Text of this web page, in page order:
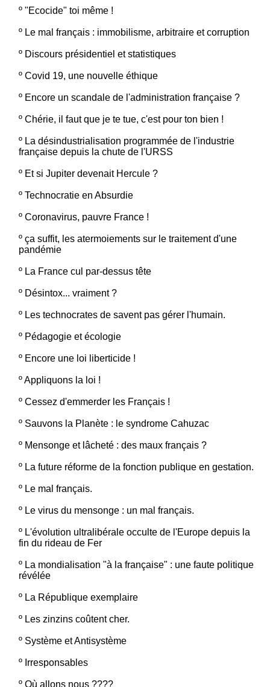
º "Ecocide" toi même !
º Le mal français : immobilisme, arbitraire et corruption
º Discours présidentiel et statistiques
º Covid 19, une nouvelle éthique
º Encore un scandale de l'administration française ?
º Chérie, il faut que je te tue, c'est pour ton bien !
º La désindustrialisation programmée de l'industrie
française depuis la chute de l'URSS
º Et si Jupiter devenait Hercule ?
º Technocratie en Absurdie
º Coronavirus, pauvre France !
º ça suffit, les atermoiements sur le traitement d'une
pandémie
º La France cul par-dessus tête
º Désintox... vraiment ?
º Les technocrates de savent pas gérer l'humain.
º Pédagogie et écologie
º Encore une loi liberticide !
ºAppliquons la loi !
º Cessez d'emmerder les Français !
º Sauvons la Planète : le syndrome Cahuzac
º Mensonge et lâcheté : des maux français ?
º La future réforme de la fonction publique en gestation.
º Le mal français.
º Le virus du mensonge : un mal français.
º L'évolution ultralibérale occulte de l'Europe depuis la
fin du rideau de Fer
º La mondialisation "à la française" : une faute politique
révélée
º La République exemplaire
º Les zinzins coûtent cher.
º Système et Antisystème
º Irresponsables
º Où allons nous ????